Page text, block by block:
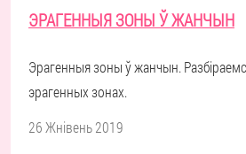
ЭРАГЕННЫЯ ЗОНЫ Ў ЖАНЧЫН
Эрагенныя зоны ў жанчын.
эрагенных зонах.
26 Жнівень 2019